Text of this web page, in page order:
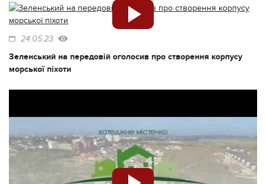
24.05.23
Зеленський на передовій оголосив про створення корпусу
морської піхоти